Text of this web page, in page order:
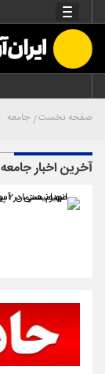
صفحه نخست جامعه
آخرین اخبار جامعه